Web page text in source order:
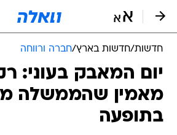
חדשות/חדשות בארץ/חברה ורווחה
מאמין שהממשלה
בתופעה